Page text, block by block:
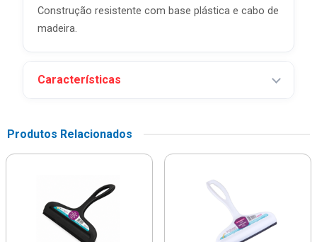
Construção resistente com base plástica e cabo de
madeira.
Características
Produtos Relacionados